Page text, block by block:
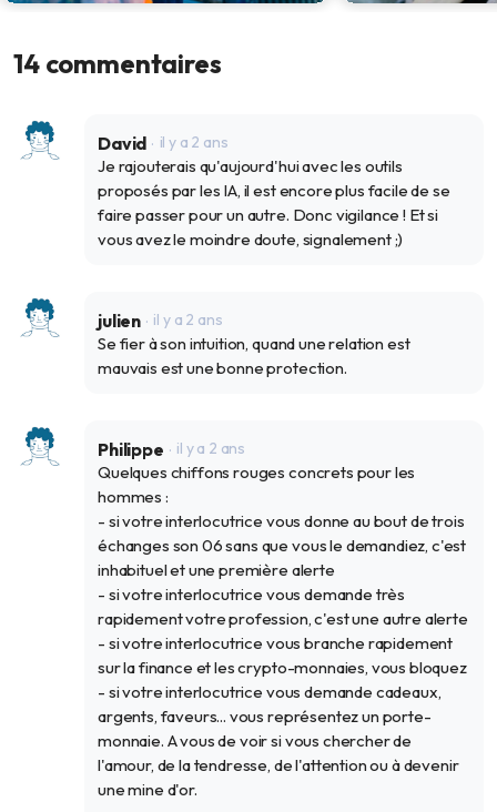
7 juil. 2025
14 commentaires
David il y a 2 ans
Je rajouterais qu'aujourd'hui avec les outils
proposés par les IA, il est encore plus facile de se
faire passer pour un autre. Donc vigilance ! Et si
vous avez le moindre doute, signalement ;)
julien il y a 2 ans
Se fier à son intuition, quand une relation est
mauvais est une bonne protection.
Philippe il y a 2 ans
Quelques chiffons rouges concrets pour les
hommes :
- si votre interlocutrice vous donne au bout de trois
échanges son 06 sans que vous le demandiez, c'est
inhabituel et une première alerte
- si votre interlocutrice vous demande très
rapidement votre profession, c'est une autre alerte
- si votre interlocutrice vous branche rapidement
sur la finance et les crypto-monnaies, vous bloquez
- si votre interlocutrice vous demande cadeaux,
argents, faveurs... vous représentez un porte-
monnaie. A vous de voir si vous chercher de
l'amour, de la tendresse, de l'attention ou à devenir
une mine d'or.